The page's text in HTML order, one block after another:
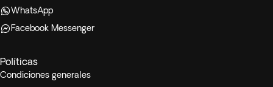
WhatsApp
Facebook Messenger
Políticas
Condiciones generales